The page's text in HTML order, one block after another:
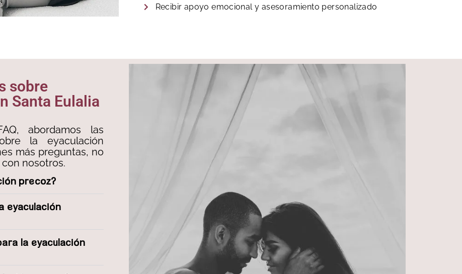
Recibir apoyo emocional y asesoramiento personalizado
sobre
Santa Eulalia
abordamos las
la eyaculación
más preguntas, no
nosotros.
precoz?
eyaculación
la eyaculación